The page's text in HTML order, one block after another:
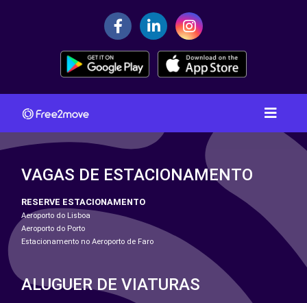
VAGAS DE ESTACIONAMENTO
RESERVE ESTACIONAMENTO
Aeroporto do Lisboa
Aeroporto do Porto
Estacionamento no Aeroporto de Faro
ALUGUER DE VIATURAS